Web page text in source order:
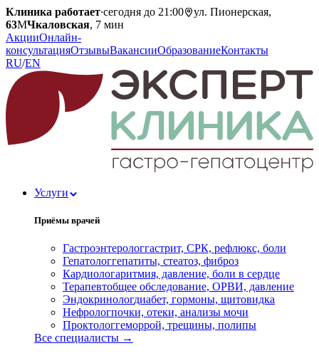
Клиника работает·сегодня до 21:00
ул. Пионерская,
63МЧкаловская, 7 мин
АкцииОнлайн-
консультацияОтзывыВакансииОбразованиеКонтакты
RU/EN
Услуги
Приёмы врачей
Гастроэнтерологгастрит, СРК, рефлюкс, боли
Гепатологгепатиты, стеатоз, фиброз
Кардиологаритмия, давление, боли в сердце
Терапевтобщее обследование, ОРВИ, давление
Эндокринологдиабет, гормоны, щитовидка
Нефрологпочки, отеки, анализы мочи
Проктологгеморрой, трещины, полипы
Все специалисты →